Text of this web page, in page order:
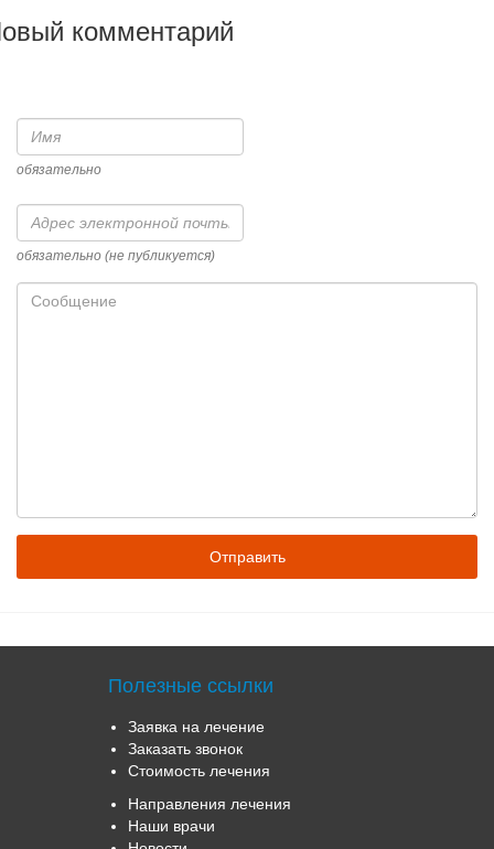
комментарий
Имя
обязательно
Адрес
электронной
почты
обязательно (не публикуется)
Сообщение
Полезные ссылки
Заявка на лечение
Заказать звонок
Стоимость лечения
Направления лечения
Наши врачи